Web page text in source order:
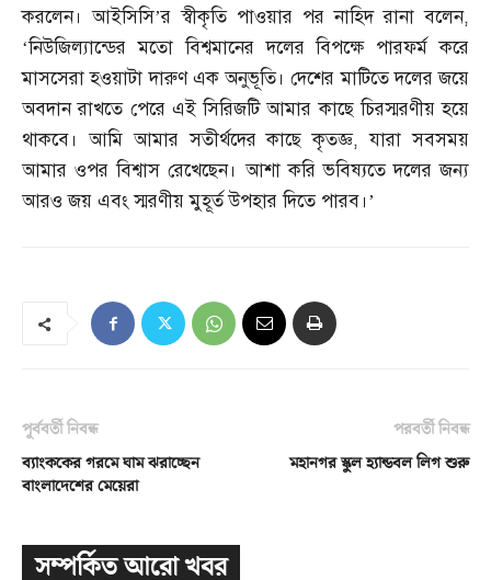
করলেন। আইসিসি’র স্বীকৃতি পাওয়ার পর নাহিদ রানা বলেন,
‘নিউজিল্যান্ডের মতো বিশ্বমানের দলের বিপক্ষে পারফর্ম করে
মাসসেরা হওয়াটা দারুণ এক অনুভূতি। দেশের মাটিতে দলের জয়ে
অবদান রাখতে পেরে এই সিরিজটি আমার কাছে চিরস্মরণীয় হয়ে
থাকবে। আমি আমার সতীর্থদের কাছে কৃতজ্ঞ,যারা সবসময়
আমার ওপর বিশ্বাস রেখেছেন। আশা করি ভবিষ্যতে দলের জন্য
আরও জয় এবং স্মরণীয় মুহূর্ত উপহার দিতে পারব।’
পূর্ববর্তী নিবন্ধ
ব্যাংককের গরমে ঘাম ঝরাচ্ছেন
বাংলাদেশের মেয়েরা
পরবর্তী নিবন্ধ
মহানগর স্কুল হ্যান্ডবল লিগ শুরু
সম্পর্কিত আরো খবর